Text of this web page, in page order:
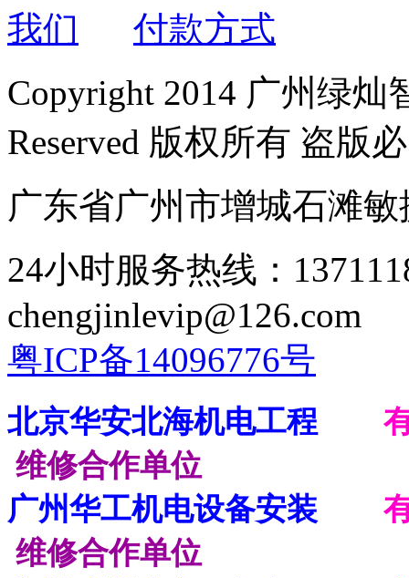
我们
付款方式
Copyright 2014 广州绿
Reserved 版权所有 盗版
广东省广州市增城石滩
24小时服务热线：
chengjinlevip@126.com
粤ICP备14096776号
北京华安北海机电工程
维修合作单位
广州华工机电设备安装
维修合作单位